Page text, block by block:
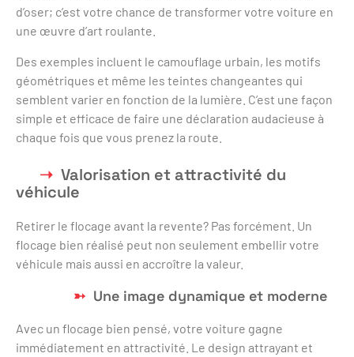
d’oser; c’est votre chance de transformer votre voiture en
une œuvre d’art roulante.
Des exemples incluent le camouflage urbain, les motifs
géométriques et même les teintes changeantes qui
semblent varier en fonction de la lumière. C’est une façon
simple et efficace de faire une déclaration audacieuse à
chaque fois que vous prenez la route.
Valorisation et attractivité du
véhicule
Retirer le flocage avant la revente? Pas forcément. Un
flocage bien réalisé peut non seulement embellir votre
véhicule mais aussi en accroître la valeur.
Une image dynamique et moderne
Avec un flocage bien pensé, votre voiture gagne
immédiatement en attractivité. Le design attrayant et